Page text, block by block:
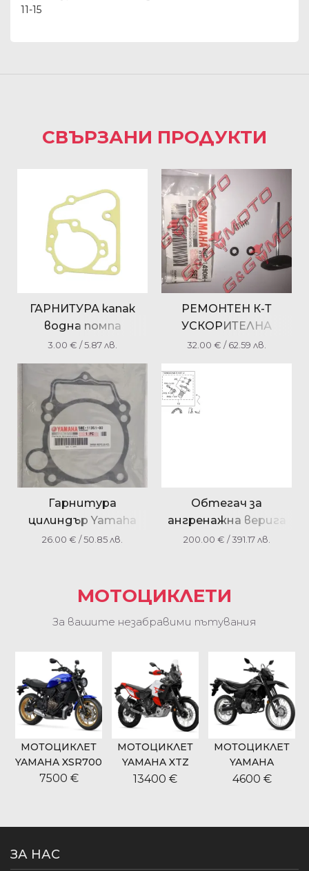
11-15
СВЪРЗАНИ ПРОДУКТИ
ГАРНИТУРА капак
водна помпа
YAMAHA
YP125/150/180
5DSE24280000
3.00 € / 5.87 лв.
РЕМОНТЕН К-Т
УСКОРИТЕЛНА
ПОМПА КАРБУРАТОР
125-180-250 VERSITY
300 4HC-1490H-09
32.00 € / 62.59 лв.
Гарнитура
цилиндър Yamaha
YZ426F 2002 WR400F
26.00 € / 50.85 лв.
Обтегач за
ангренажна верига
1RC122100900 за
200.00 € / 391.17 лв.
МОТОЦИКЛЕТИ
За вашите незабравими пътувания
МОТОЦИКЛЕТ
YAMAHA XSR700
7500 €
МОТОЦИКЛЕТ
YAMAHA XTZ
700 TENERE
13400 €
МОТОЦИКЛЕТ
YAMAHA
WR125R
4600 €
ЗА НАС